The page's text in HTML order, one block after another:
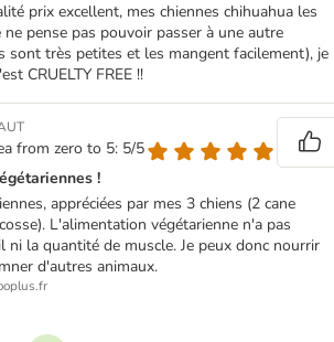
prix excellent, mes chiennes chihuahua les
pense pas pouvoir passer à une autre
sont très petites et les mangent facilement), je
CRUELTY FREE !!
from zero to 5: 5/5
!
appréciées par mes 3 chiens (2 cane
L'alimentation végétarienne n'a pas
ni la quantité de muscle. Je peux donc nourrir
d'autres animaux.